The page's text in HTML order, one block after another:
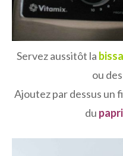
Servez aussitôt la
ou
Ajoutez par dessus un
du